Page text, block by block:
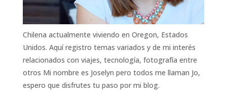
Chilena actualmente viviendo en Oregon, Estados
Unidos. Aquí registro temas variados y de mi interés
relacionados con viajes, tecnología, fotografía entre
otros Mi nombre es Joselyn pero todos me llaman Jo,
espero que disfrutes tu paso por mi blog.